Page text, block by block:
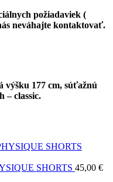
požiadaviek (
neváhajte kontaktovať.
výšku 177 cm, súťažnú
– classic.
SHORTS 45,00 €